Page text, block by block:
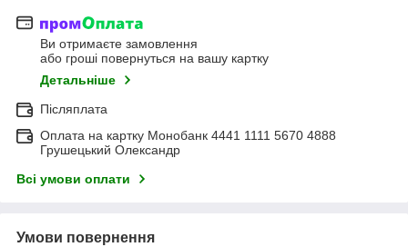
Ви отримаєте замовлення
або гроші повернуться на вашу картку
Детальніше
Післяплата
Оплата на картку Монобанк 4441 1111 5670 4888
Грушецький Олександр
Всі умови оплати
Умови повернення